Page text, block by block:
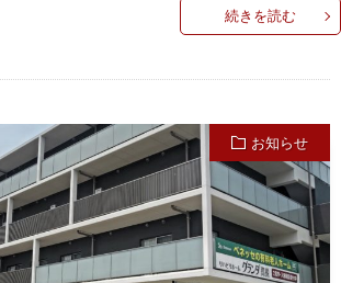
続きを読む
お知らせ